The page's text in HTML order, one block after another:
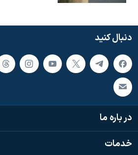
دنبال کنید
در باره ما
خدمات